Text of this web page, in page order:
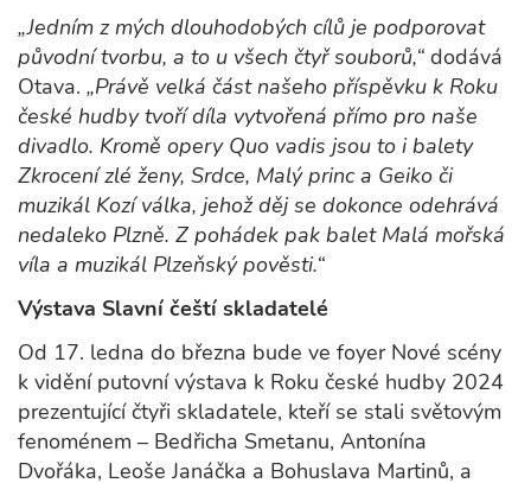
„Jedním z mých dlouhodobých cílů je podporovat
původní tvorbu, a to u všech čtyř souborů,“ dodává
Otava. „Právě velká část našeho příspěvku k Roku
české hudby tvoří díla vytvořená přímo pro naše
divadlo. Kromě opery Quo vadis jsou to i balety
Zkrocení zlé ženy, Srdce, Malý princ a Geiko či
muzikál Kozí válka, jehož děj se dokonce odehrává
nedaleko Plzně. Z pohádek pak balet Malá mořská
víla a muzikál Plzeňský pověsti.“
Výstava Slavní čeští skladatelé
Od 17. ledna do března bude ve foyer Nové scény
k vidění putovní výstava k Roku české hudby 2024
prezentující čtyři skladatele, kteří se stali světovým
fenoménem – Bedřicha Smetanu, Antonína
Dvořáka, Leoše Janáčka a Bohuslava Martinů, a